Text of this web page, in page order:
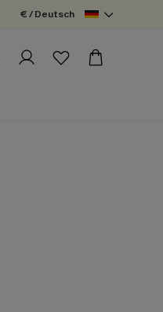
€ / Deutsch